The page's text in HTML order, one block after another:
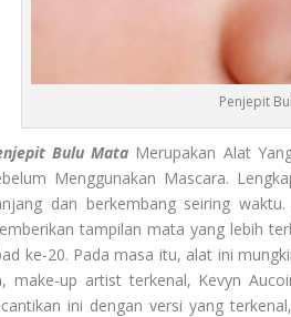
Penjepit
Bulu Mata Merupakan Alat
Menggunakan Mascara.
dan berkembang seiring
tampilan mata yang lebih
ke-20. Pada masa itu, alat ini
make-up artist terkenal, Kevyn
ini dengan versi yang